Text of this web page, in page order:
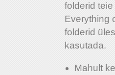
folderid
Everything
folderid
kasutada.
Mahult